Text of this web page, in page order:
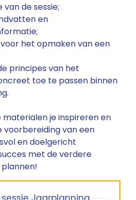
de sessie;
en
het opmaken van een
principes van het
toe te passen binnen
je inspireren en
voorbereiding van een
en doelgericht
met de verdere